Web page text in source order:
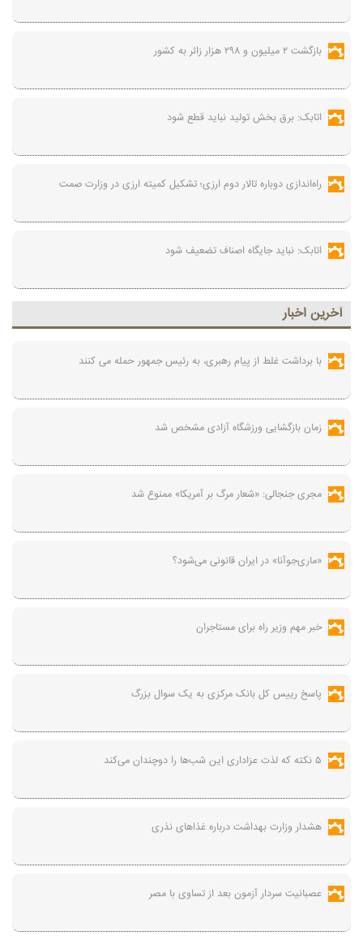
بازگشت ۲ میلیون و ۲۹۸ هزار زائر به کشور
اتابک: برق بخش تولید نباید قطع شود
راه‌اندازی دوباره تالار دوم ارزی؛ تشکیل کمیته ارزی در وزارت صمت
اتابک: نباید جایگاه اصناف تضعیف شود
آخرين اخبار
با برداشت غلط از پیام رهبری، به رئیس جمهور حمله می کنند
زمان بازگشایی ورزشگاه آزادی مشخص شد
مجری جنجالی: «شعار مرگ بر آمریکا» ممنوع شد
«ماری‌جوآنا» در ایران قانونی می‌شود؟
خبر مهم وزیر راه برای مستاجران
پاسخ رییس کل بانک مرکزی به یک سوال بزرگ
۵ نکته که لذت عزاداری این شب‌ها را دوچندان می‌کند
هشدار وزارت بهداشت درباره غذاهای نذری
عصبانیت سردار آزمون بعد از تساوی با مصر